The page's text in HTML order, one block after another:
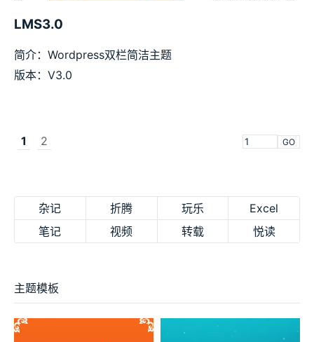
LMS3.0
简介：Wordpress双栏简洁主题
版本：V3.0
1 2 GO
杂记 折腾 玩乐
Excel
笔记
视频 转载 悦读
主题模板